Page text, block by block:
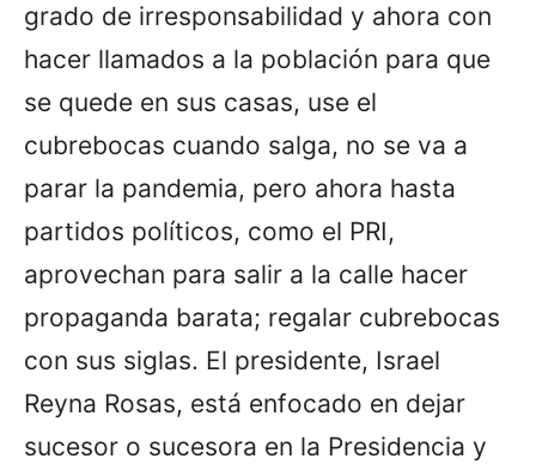
grado de irresponsabilidad y ahora con
hacer llamados a la población para que
se quede en sus casas, use el
cubrebocas cuando salga, no se va a
parar la pandemia, pero ahora hasta
partidos políticos, como el PRI,
aprovechan para salir a la calle hacer
propaganda barata; regalar cubrebocas
con sus siglas. El presidente, Israel
Reyna Rosas, está enfocado en dejar
sucesor o sucesora en la Presidencia y